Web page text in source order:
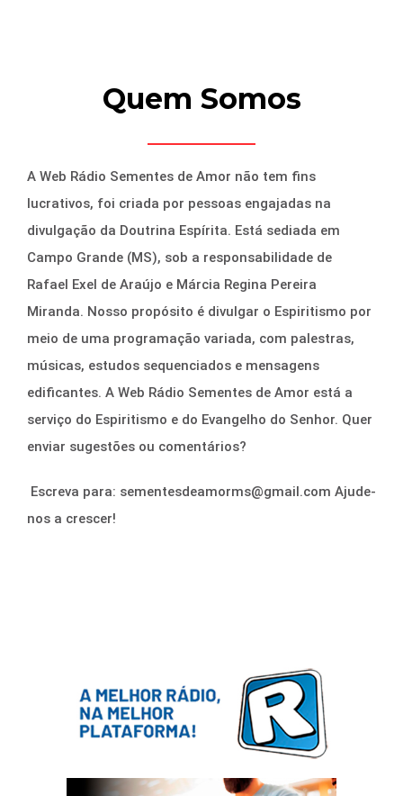
Quem Somos
A Web Rádio Sementes de Amor não tem fins
lucrativos, foi criada por pessoas engajadas na
divulgação da Doutrina Espírita. Está sediada em
Campo Grande (MS), sob a responsabilidade de
Rafael Exel de Araújo e Márcia Regina Pereira
Miranda. Nosso propósito é divulgar o Espiritismo por
meio de uma programação variada, com palestras,
músicas, estudos sequenciados e mensagens
edificantes. A Web Rádio Sementes de Amor está a
serviço do Espiritismo e do Evangelho do Senhor. Quer
enviar sugestões ou comentários?
Escreva para: sementesdeamorms@gmail.com Ajude-
nos a crescer!